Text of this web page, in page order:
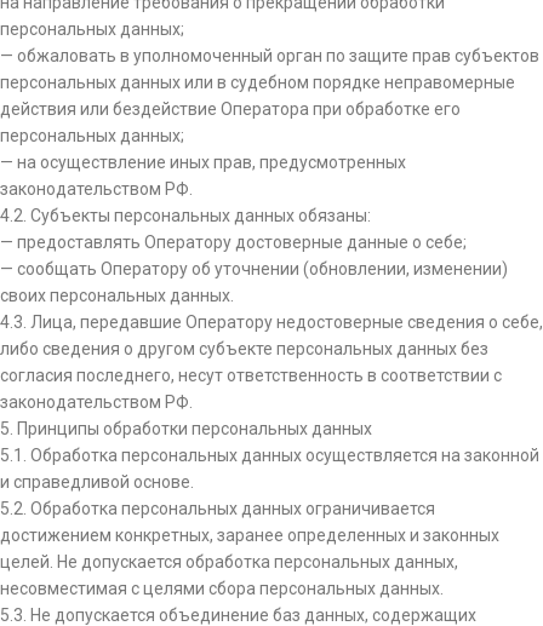
персональных данных;
— обжаловать в уполномоченный орган по защите прав субъектов
персональных данных или в судебном порядке неправомерные
действия или бездействие Оператора при обработке его
персональных данных;
— на осуществление иных прав, предусмотренных
законодательством РФ.
4.2. Субъекты персональных данных обязаны:
— предоставлять Оператору достоверные данные о себе;
— сообщать Оператору об уточнении (обновлении, изменении)
своих персональных данных.
4.3. Лица, передавшие Оператору недостоверные сведения о себе,
либо сведения о другом субъекте персональных данных без
согласия последнего, несут ответственность в соответствии с
законодательством РФ.
5. Принципы обработки персональных данных
5.1. Обработка персональных данных осуществляется на законной
и справедливой основе.
5.2. Обработка персональных данных ограничивается
достижением конкретных, заранее определенных и законных
целей. Не допускается обработка персональных данных,
несовместимая с целями сбора персональных данных.
5.3. Не допускается объединение баз данных, содержащих